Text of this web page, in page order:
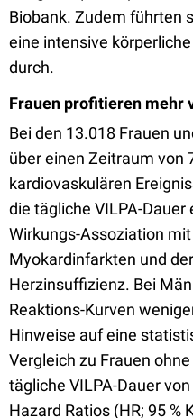
Biobank. Zudem führten
eine intensive
durch.
Frauen profitieren mehr
Bei den 13.018 Frauen
über einen Zeitraum von
kardiovaskulären
die tägliche VILPA-
Wirkungs-Assoziation
Myokardinfarkten und
Herzinsuffizienz. Bei
Reaktions-Kurven
Hinweise auf eine
Vergleich zu Frauen
tägliche VILPA-Dauer
Hazard Ratios (HR; 95 %